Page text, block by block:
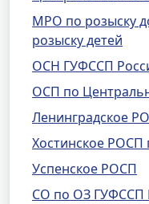
МРО по розыску
розыску детей
ОСН ГУФССП
ОСП по
Ленинградское
Хостинское РОСП
Успенское РОСП
СО по ОЗ ГУФССП